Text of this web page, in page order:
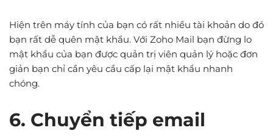
Hiện trên máy tính của bạn có rất nhiều tài khoản do đó
bạn rất dễ quên mật khẩu. Với Zoho Mail bạn đừng lo
mật khẩu của bạn được quản trị viên quản lý hoặc đơn
giản bạn chỉ cần yêu cầu cấp lại mật khẩu nhanh
chóng.
6. Chuyển tiếp email